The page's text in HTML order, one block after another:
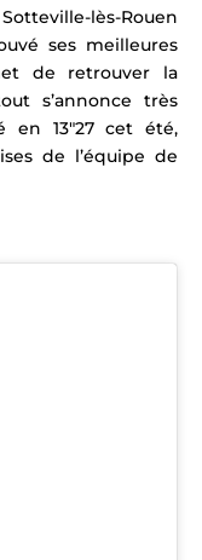
lès-Rouen
ses meilleures
de retrouver la
s’annonce très
en 13″27 cet été,
de l’équipe de